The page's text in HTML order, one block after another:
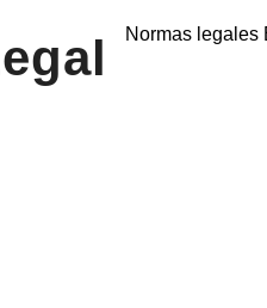
Normas legales